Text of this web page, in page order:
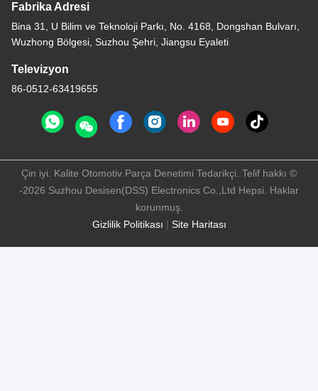
Fabrika Adresi
Bina 31, U Bilim ve Teknoloji Parkı, No. 4168, Dongshan Bulvarı,
Wuzhong Bölgesi, Suzhou Şehri, Jiangsu Eyaleti
Televizyon
86-0512-63419655
Gizlilik Politikası | Site Haritası
Çin iyi. Kalite Otomotiv Parça Denetimi Tedarikçi. Telif hakkı ©
-2026 Suzhou Desisen(DSS) Electronics Co.,Ltd Hepsi. Haklar
korunmuş.